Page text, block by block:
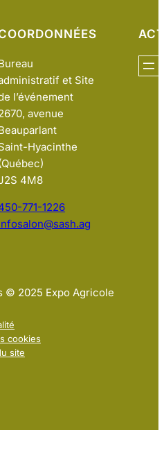
et Site
l’événement
avenue
Hyacinthe
4M8
771-1226
© 2025 Expo Agricole
cookies
site